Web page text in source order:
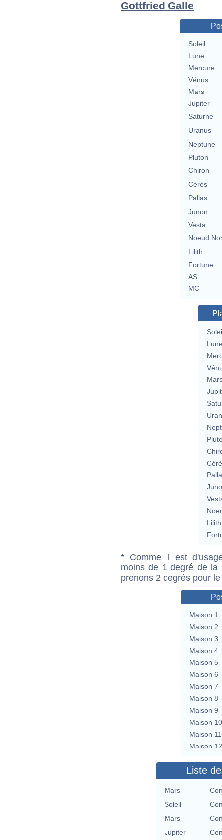
Gottfried Galle
Soleil
Lune
Mercure
Vénus
Mars
Jupiter
Saturne
Uranus
Neptune
Pluton
Chiron
Cérès
Pallas
Junon
Vesta
Noeud
Lilith
Fortune
AS
MC
Lune
Mars
Lilith
* Comme il est
moins de 1 degré de la
prenons 2 degrés pour
Maison 1
Maison 2
Maison 3
Maison 4
Maison 5
Maison 6
Maison 7
Maison 8
Maison 9
Maison 10
Maison 11
Maison 12
Liste
Mars
Soleil
Mars
Jupiter